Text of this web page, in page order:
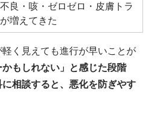
良・咳・ゼロゼロ・皮膚トラ
増えてきた
く見えても進行が早いことが
かもしれない」と感じた段階
相談すると、悪化を防ぎやす